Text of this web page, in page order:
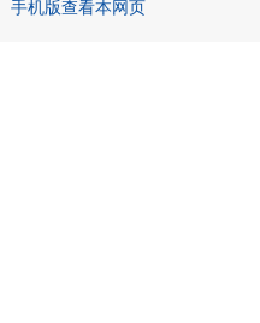
手机版查看本网页